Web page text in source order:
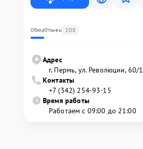
ОбзорОтзывы 208
Адрес
г. Пермь, ул. ​Революции, 60/1
Контакты
+7 (342) 254-93-15
Время работы
Работаем с 09:00 до 21:00